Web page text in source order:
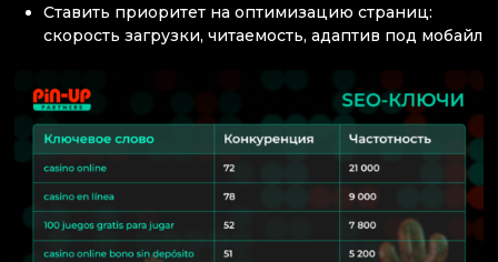
Ставить приоритет на оптимизацию страниц:
скорость загрузки, читаемость, адаптив под мобайл